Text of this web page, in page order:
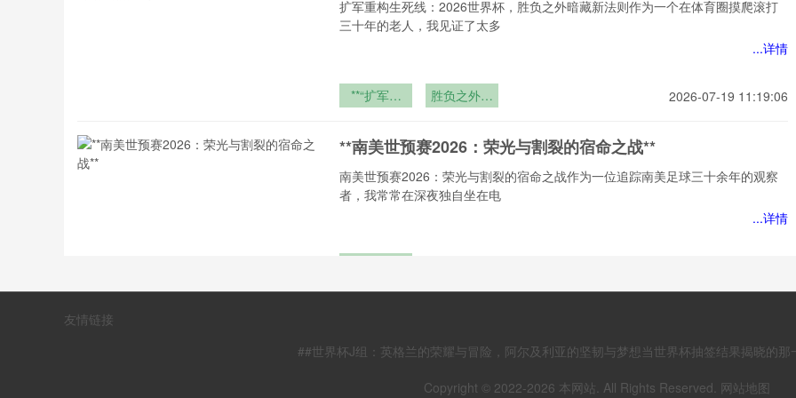
正）
扩军重构生死线：2026世界杯，胜负之外暗藏新法则作为一个在体育圈摸爬滚打
三十年的老人，我见证了太多
...详情
**“扩军重
杯
胜负之外暗
2026-07-19 11:19:06
**南美世预赛2026：荣光与割裂的宿命之战**
南美世预赛2026：荣光与割裂的宿命之战作为一位追踪南美足球三十余年的观察
者，我常常在深夜独自坐在电
...详情
#极简观赛：当单场票球迷选择“轻装穿城”作为一名跟踪中国体育市场三十年的老
...详情
友情链接
##世界杯J组：英格兰的荣耀与冒险，阿尔及利亚的坚韧与梦想当世界杯抽签结果揭晓的
Copyright © 2022-2026 本网站. All Rights Reserved. 网站地图